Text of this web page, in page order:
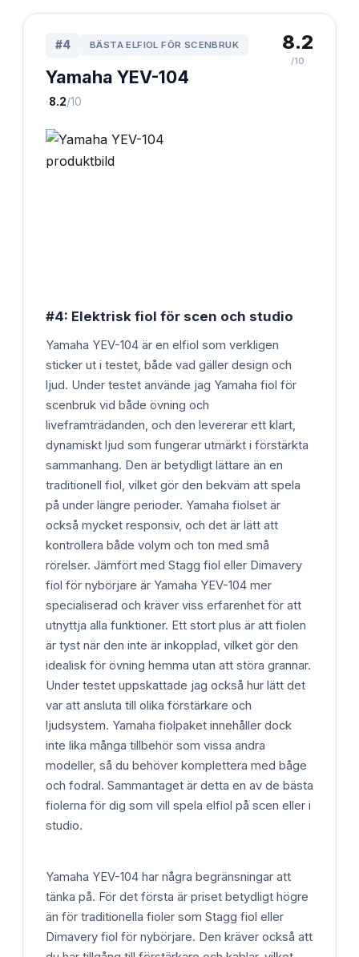
#4 BÄSTA ELFIOL FÖR SCENBRUK
Yamaha YEV-104
·8.2/10
8.2
/10
#4: Elektrisk fiol för scen och studio
Yamaha YEV-104 är en elfiol som verkligen
sticker ut i testet, både vad gäller design och
ljud. Under testet använde jag Yamaha fiol för
scenbruk vid både övning och
liveframträdanden, och den levererar ett klart,
dynamiskt ljud som fungerar utmärkt i förstärkta
sammanhang. Den är betydligt lättare än en
traditionell fiol, vilket gör den bekväm att spela
på under längre perioder. Yamaha fiolset är
också mycket responsiv, och det är lätt att
kontrollera både volym och ton med små
rörelser. Jämfört med Stagg fiol eller Dimavery
fiol för nybörjare är Yamaha YEV-104 mer
specialiserad och kräver viss erfarenhet för att
utnyttja alla funktioner. Ett stort plus är att fiolen
är tyst när den inte är inkopplad, vilket gör den
idealisk för övning hemma utan att störa grannar.
Under testet uppskattade jag också hur lätt det
var att ansluta till olika förstärkare och
ljudsystem. Yamaha fiolpaket innehåller dock
inte lika många tillbehör som vissa andra
modeller, så du behöver komplettera med båge
och fodral. Sammantaget är detta en av de bästa
fiolerna för dig som vill spela elfiol på scen eller i
studio.
Yamaha YEV-104 har några begränsningar att
tänka på. För det första är priset betydligt högre
än för traditionella fioler som Stagg fiol eller
Dimavery fiol för nybörjare. Den kräver också att